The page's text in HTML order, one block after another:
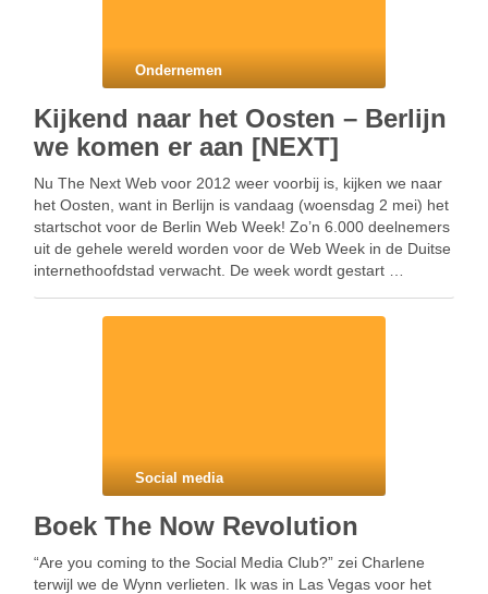
Ondernemen
Kijkend naar het Oosten – Berlijn
we komen er aan [NEXT]
Nu The Next Web voor 2012 weer voorbij is, kijken we naar
het Oosten, want in Berlijn is vandaag (woensdag 2 mei) het
startschot voor de Berlin Web Week! Zo’n 6.000 deelnemers
uit de gehele wereld worden voor de Web Week in de Duitse
internethoofdstad verwacht. De week wordt gestart …
Social media
Boek The Now Revolution
“Are you coming to the Social Media Club?” zei Charlene
terwijl we de Wynn verlieten. Ik was in Las Vegas voor het